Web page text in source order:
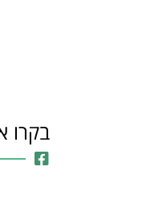
בקרו